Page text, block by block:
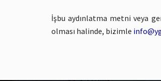
İşbu aydınlatma metni veya
olması halinde, bizimle